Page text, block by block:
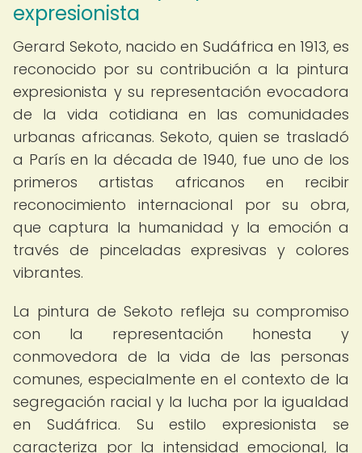
expresionista
Gerard Sekoto, nacido en Sudáfrica en 1913, es
reconocido por su contribución a la pintura
expresionista y su representación evocadora
de la vida cotidiana en las comunidades
urbanas africanas. Sekoto, quien se trasladó
a París en la década de 1940, fue uno de los
primeros artistas africanos en recibir
reconocimiento internacional por su obra,
que captura la humanidad y la emoción a
través de pinceladas expresivas y colores
vibrantes.
La pintura de Sekoto refleja su compromiso
con la representación honesta y
conmovedora de la vida de las personas
comunes, especialmente en el contexto de la
segregación racial y la lucha por la igualdad
en Sudáfrica. Su estilo expresionista se
caracteriza por la intensidad emocional, la